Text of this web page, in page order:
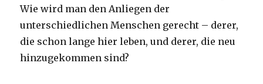
Wie wird man den Anliegen der
unterschiedlichen Menschen gerecht – derer,
die schon lange hier leben, und derer, die neu
hinzugekommen sind?